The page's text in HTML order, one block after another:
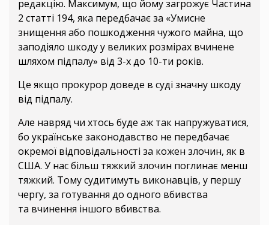
редакцію. Максимум, що йому загрожує Частина
2 статті 194, яка передбачає за «Умисне
знищення або пошкодження чужого майна, що
заподіяло шкоду у великих розмірах вчинене
шляхом підпалу» від 3-х до 10-ти років.
Це якщо прокурор доведе в суді значну шкоду
від підпалу.
Але навряд чи хтось буде аж так напружуватися,
бо українське законодавство не передбачає
окремої відповідальності за кожен злочин, як в
США. У нас більш тяжкий злочин поглинає менш
тяжкий. Тому судитимуть виконавців, у першу
чергу, за готування до одного вбивства
та вчинення іншого вбивства.